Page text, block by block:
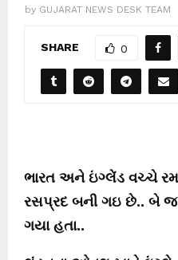
by GUJARAT NEWS DESK TEAM
SHARE 0
ભારત અને ઇંગ્લેંડ વચ્ચે
રસપ્રદ બની ગઇ છે.. બે જ
ગયા હતા..